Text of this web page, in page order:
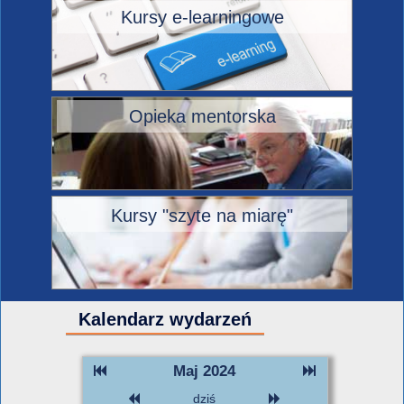
Kursy e-learningowe
Opieka mentorska
Kursy "szyte na miarę"
Kalendarz wydarzeń
Maj 2024
dziś